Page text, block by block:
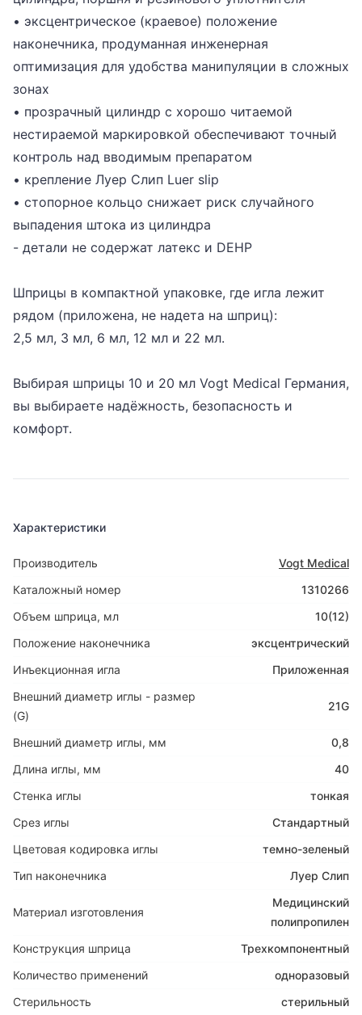
• эксцентрическое (краевое) положение
наконечника, продуманная инженерная
оптимизация для удобства манипуляции в сложных
зонах
• прозрачный цилиндр с хорошо читаемой
нестираемой маркировкой обеспечивают точный
контроль над вводимым препаратом
• крепление Луер Слип Luer slip
• стопорное кольцо снижает риск случайного
выпадения штока из цилиндра
- детали не содержат латекс и DEHP
Шприцы в компактной упаковке, где игла лежит
рядом (приложена, не надета на шприц):
2,5 мл, 3 мл, 6 мл, 12 мл и 22 мл.
Выбирая шприцы 10 и 20 мл Vogt Medical Германия,
вы выбираете надёжность, безопасность и
комфорт.
Характеристики
Производитель
Vogt Medical
Каталожный номер
1310266
Объем шприца, мл
10(12)
Положение наконечника
эксцентрический
Инъекционная игла
Приложенная
Внешний диаметр иглы - размер
(G)
21G
Внешний диаметр иглы, мм
0,8
Длина иглы, мм
40
Стенка иглы
тонкая
Срез иглы
Стандартный
Цветовая кодировка иглы
темно-зеленый
Тип наконечника
Луер Слип
Материал изготовления
Медицинский
полипропилен
Конструкция шприца
Трехкомпонентный
Количество применений
одноразовый
Стерильность
стерильный